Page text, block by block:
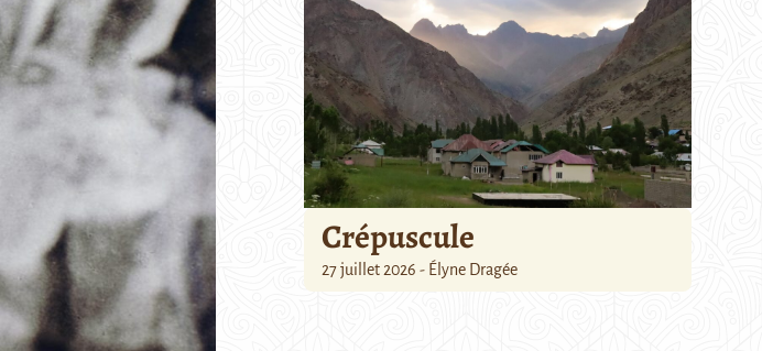
Crépuscule
27 juillet 2026 - Élyne Dragée